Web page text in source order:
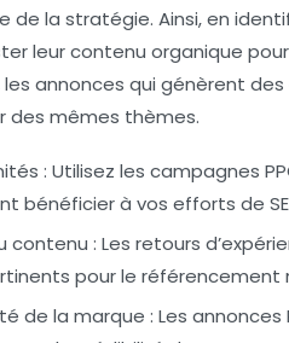
de la stratégie. Ainsi, en
leur contenu organique
annonces qui génèrent
des mêmes thèmes.
: Utilisez les campagnes
bénéficier à vos efforts de
contenu : Les retours
pour le référencement
de la marque : Les annonces